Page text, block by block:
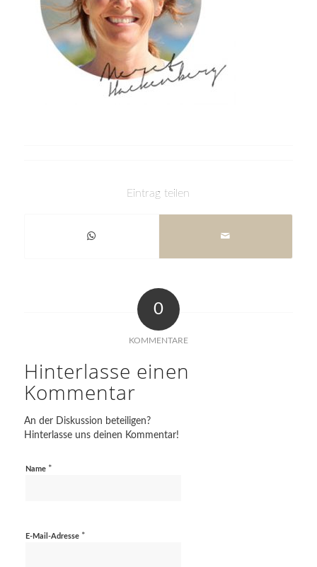
Eintrag teilen
0
KOMMENTARE
Hinterlasse einen
Kommentar
An der Diskussion beteiligen?
Hinterlasse uns deinen Kommentar!
Name *
E-Mail-Adresse *